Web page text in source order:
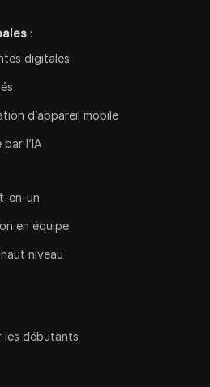
:
digitales
d’appareil mobile
l’IA
en-un
en équipe
niveau
les débutants